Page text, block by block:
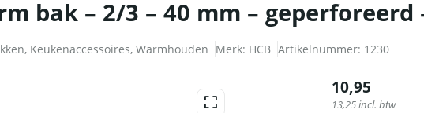
bak – 2/3 – 40 mm – geperforeerd
, Keukenaccessoires, Warmhouden Merk: HCB Artikelnummer: 1230
10,95
13,25incl. btw